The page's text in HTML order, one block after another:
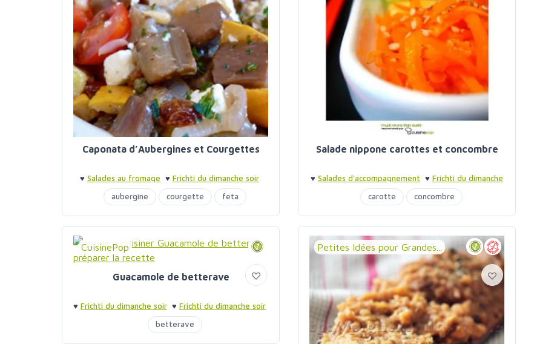
Caponata d’Aubergines et Courgettes
♥ Salades au fromage ♥ Frichti du dimanche soir
aubergine
courgette feta
Salade nippone carottes et concombre
♥ Salades d'accompagnement ♥ Frichti du dimanche
soir
carotte concombre
CuisinePop
Guacamole de betterave
♥ Frichti du dimanche soir ♥ Frichti du dimanche soir
betterave
Petites Idées pour Grandes...